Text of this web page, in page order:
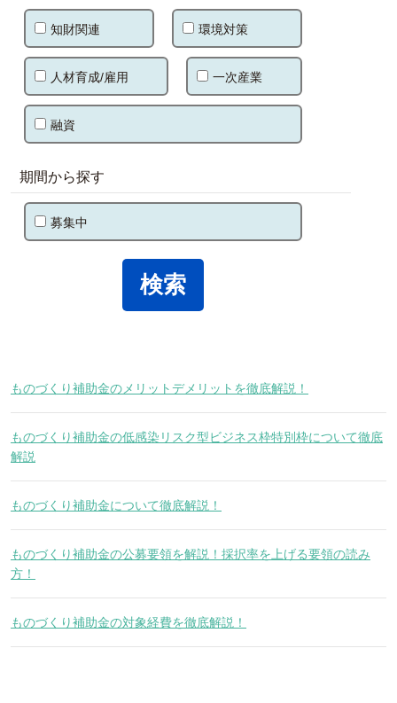
知財関連 環境対策
人材育成/雇用 一次産業
融資
期間から探す
募集中
ものづくり補助金のメリットデメリットを徹底解説！
ものづくり補助金の低感染リスク型ビジネス枠特別枠について徹底
解説
ものづくり補助金について徹底解説！
ものづくり補助金の公募要領を解説！採択率を上げる要領の読み
方！
ものづくり補助金の対象経費を徹底解説！